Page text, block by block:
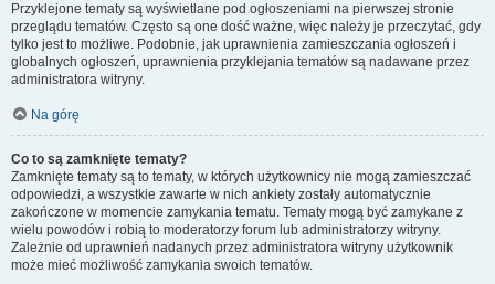
Przyklejone tematy są wyświetlane pod ogłoszeniami na pierwszej stronie
przeglądu tematów. Często są one dość ważne, więc należy je przeczytać, gdy
tylko jest to możliwe. Podobnie, jak uprawnienia zamieszczania ogłoszeń i
globalnych ogłoszeń, uprawnienia przyklejania tematów są nadawane przez
administratora witryny.
Na górę
Co to są zamknięte tematy?
Zamknięte tematy są to tematy, w których użytkownicy nie mogą zamieszczać
odpowiedzi, a wszystkie zawarte w nich ankiety zostały automatycznie
zakończone w momencie zamykania tematu. Tematy mogą być zamykane z
wielu powodów i robią to moderatorzy forum lub administratorzy witryny.
Zależnie od uprawnień nadanych przez administratora witryny użytkownik
może mieć możliwość zamykania swoich tematów.